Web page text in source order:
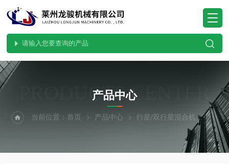
PRODUCTS CENTER
产品中心
当前位置：首页 产品中心 行星/双行星混合机 双行